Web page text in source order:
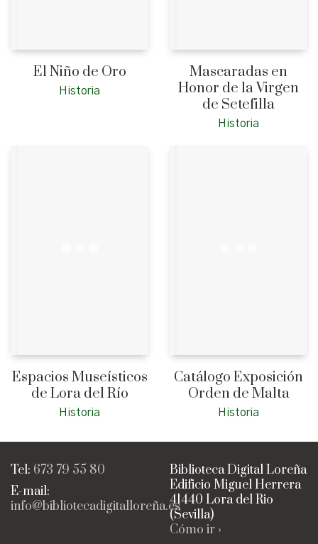
El Niño de Oro
Historia
Mascaradas en
Honor de la Virgen
de Setefilla
Historia
Espacios Museísticos
de Lora del Río
Historia
Catálogo Exposición
Orden de Malta
Historia
Tel: 673 79 55 80
E-mail:
info@bibliotecadigitalloreña.es
Biblioteca Digital Loreña
Edificio Miguel Herrera
41440 Lora del Rio
(Sevilla)
Cómo ir ›